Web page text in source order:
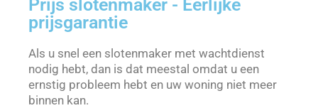
Prijs slotenmaker - Eerlijke
prijsgarantie
Als u snel een slotenmaker met wachtdienst
nodig hebt, dan is dat meestal omdat u een
ernstig probleem hebt en uw woning niet meer
binnen kan.